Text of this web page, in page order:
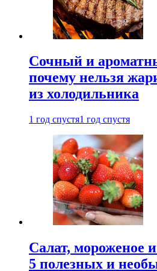
Сочный и
почему нельзя
из холодильника
1 год спустя1 год спустя
Салат, мороженое
5 полезных и